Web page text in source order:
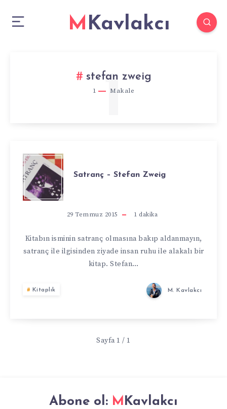
MKavlakcı
stefan zweig
1 Makale
1
SATRANÇ
–
STEFAN
ZWEIG
Satranç – Stefan Zweig
29 Temmuz 2015 1 dakika
Kitabın isminin satranç olmasına bakıp aldanmayın,
satranç ile ilgisinden ziyade insan ruhu ile alakalı bir
kitap. Stefan…
Kitaplık M. Kavlakcı
Sayfa 1 / 1
Abone ol: MKavlakcı